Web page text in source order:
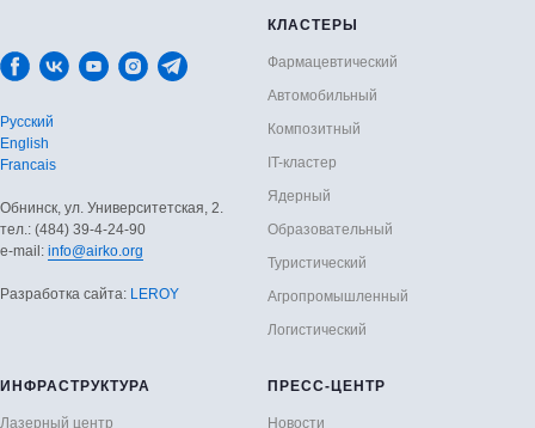
Русский
English
Francais
Обнинск, ул. Университетская, 2.
тел.: (484) 39-4-24-90
е-mail: info@airko.org
Разработка сайта: LEROY
КЛАСТЕРЫ
Фармацевтический
Автомобильный
Композитный
IT-кластер
Ядерный
Образовательный
Туристический
Агропромышленный
Логистический
ИНФРАСТРУКТУРА
Лазерный центр
ПРЕСС-ЦЕНТР
Новости